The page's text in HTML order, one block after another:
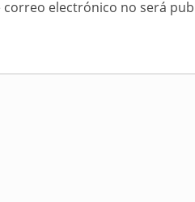
correo electrónico no será